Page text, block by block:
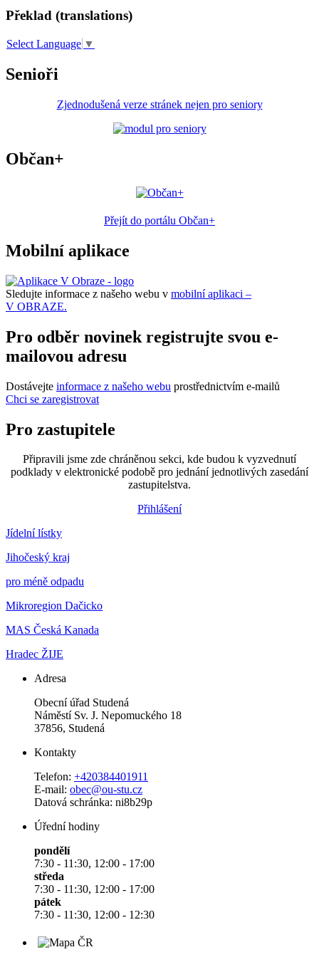
Překlad (translations)
Select Language ▼
Senioři
Zjednodušená verze stránek nejen pro seniory
Občan+
Přejít do portálu Občan+
Mobilní aplikace
Sledujte informace z našeho webu v mobilní aplikaci –
V OBRAZE.
Pro odběr novinek registrujte svou e-
mailovou adresu
Dostávejte informace z našeho webu prostřednictvím e-mailů
Chci se zaregistrovat
Pro zastupitele
Připravili jsme zde chráněnou sekci, kde budou k vyzvednutí
podklady v elektronické podobě pro jednání jednotlivých zasedání
zastupitelstva.
Přihlášení
Jídelní lístky
Jihočeský kraj
pro méně odpadu
Mikroregion Dačicko
MAS Česká Kanada
Hradec ŽIJE
Adresa
Obecní úřad Studená
Náměstí Sv. J. Nepomuckého 18
37856, Studená
Kontakty
Telefon: +420384401911
E-mail: obec@ou-stu.cz
Datová schránka: ni8b29p
Úřední hodiny
pondělí
7:30 - 11:30, 12:00 - 17:00
středa
7:30 - 11:30, 12:00 - 17:00
pátek
7:30 - 11:30, 12:00 - 12:30